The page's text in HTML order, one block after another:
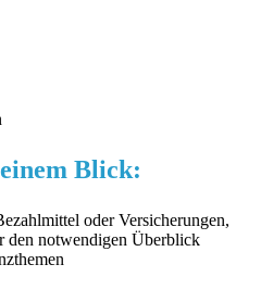
Blick:
oder Versicherungen,
den notwendigen Überblick